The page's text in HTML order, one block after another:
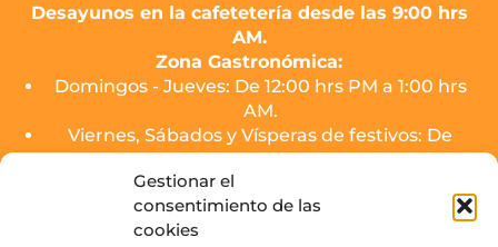
Gestionar el
consentimiento de las
cookies
Desayunos en la cafetetería desde las 9:00 hrs
AM.
Zona Gastronómica:
Domingos - Jueves: De 12:00 hrs PM a 1:00 hrs
AM.
Viernes, Sábados y Vísperas de festivos: De
12:00 hrs PM a 2:00 hrs AM.
El servicio de cocina de los puestos finalizará
media hora antes del cierre.